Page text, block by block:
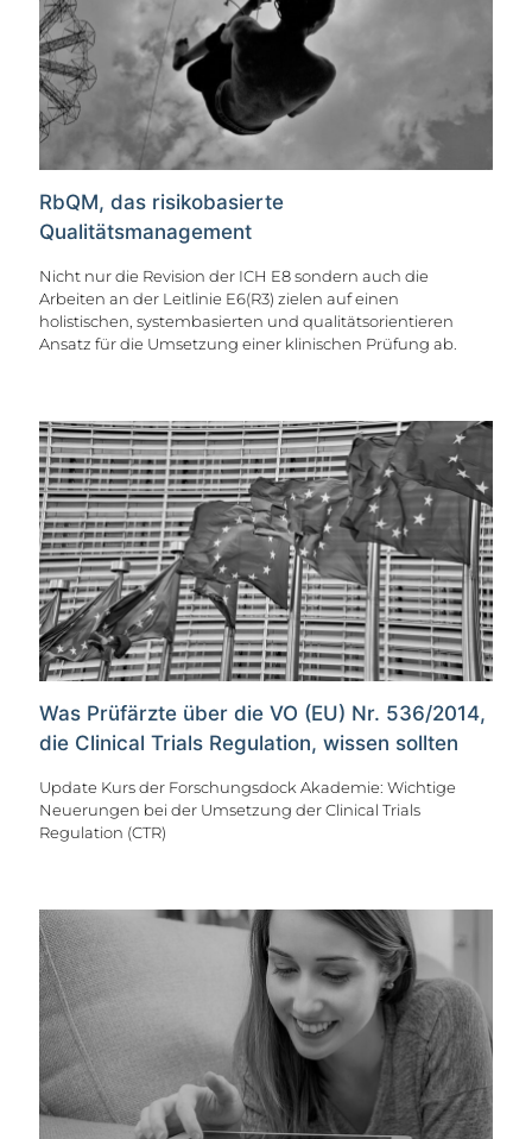
RbQM, das risikobasierte
Qualitätsmanagement
Nicht nur die Revision der ICH E8 sondern auch die
Arbeiten an der Leitlinie E6(R3) zielen auf einen
holistischen, systembasierten und qualitätsorientieren
Ansatz für die Umsetzung einer klinischen Prüfung ab.
Was Prüfärzte über die VO (EU) Nr. 536/2014,
die Clinical Trials Regulation, wissen sollten
Update Kurs der Forschungsdock Akademie: Wichtige
Neuerungen bei der Umsetzung der Clinical Trials
Regulation (CTR)